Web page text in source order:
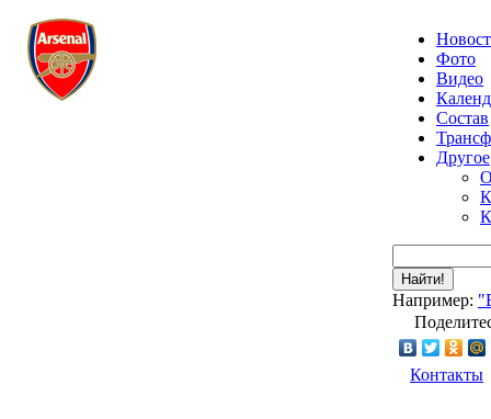
Фото
Видео
Состав
Другое
Найти!
Например:
Контакты